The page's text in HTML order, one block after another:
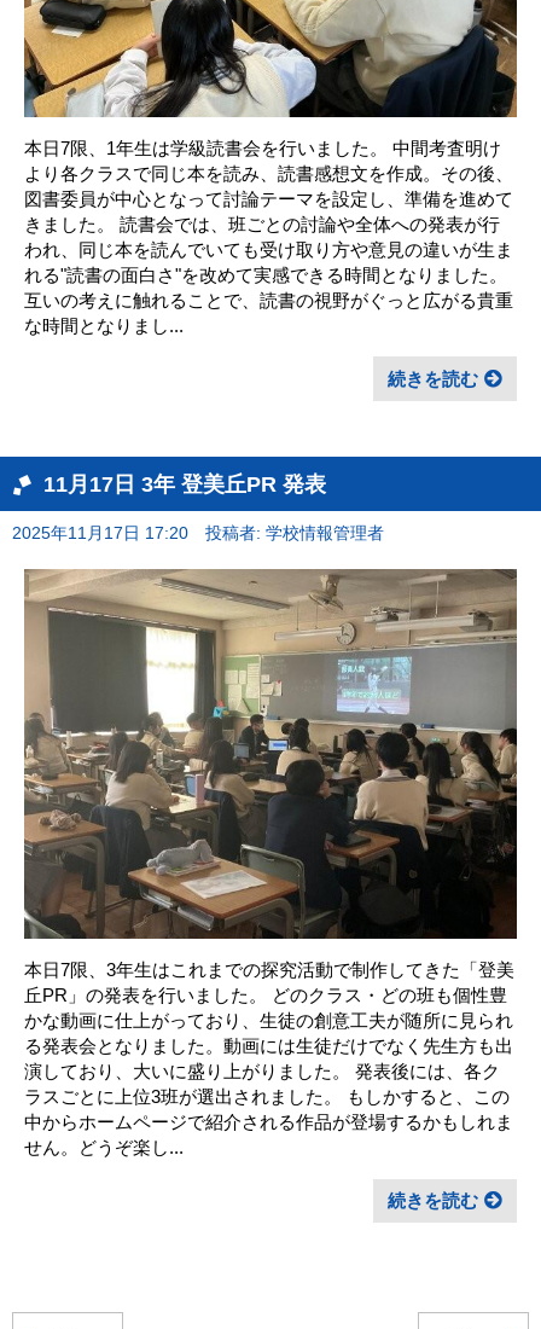
本日7限、1年生は学級読書会を行いました。 中間考査明け
より各クラスで同じ本を読み、読書感想文を作成。その後、
図書委員が中心となって討論テーマを設定し、準備を進めて
きました。 読書会では、班ごとの討論や全体への発表が行
われ、同じ本を読んでいても受け取り方や意見の違いが生ま
れる"読書の面白さ"を改めて実感できる時間となりました。
互いの考えに触れることで、読書の視野がぐっと広がる貴重
な時間となりまし...
続きを読む
11月17日 3年 登美丘PR 発表
2025年11月17日 17:20 投稿者: 学校情報管理者
本日7限、3年生はこれまでの探究活動で制作してきた「登美
丘PR」の発表を行いました。 どのクラス・どの班も個性豊
かな動画に仕上がっており、生徒の創意工夫が随所に見られ
る発表会となりました。動画には生徒だけでなく先生方も出
演しており、大いに盛り上がりました。 発表後には、各ク
ラスごとに上位3班が選出されました。 もしかすると、この
中からホームページで紹介される作品が登場するかもしれま
せん。どうぞ楽し...
続きを読む